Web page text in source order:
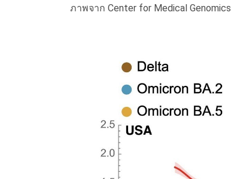
ภาพจาก Center for Medical Genomics